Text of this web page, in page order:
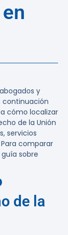
y
continuación
cómo localizar
de la Unión
servicios
comparar
sobre
de la